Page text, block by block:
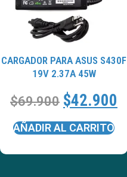
CARGADOR PARA ASUS S430F
19V 2.37A 45W
$69.900 $42.900
AÑADIR AL CARRITO